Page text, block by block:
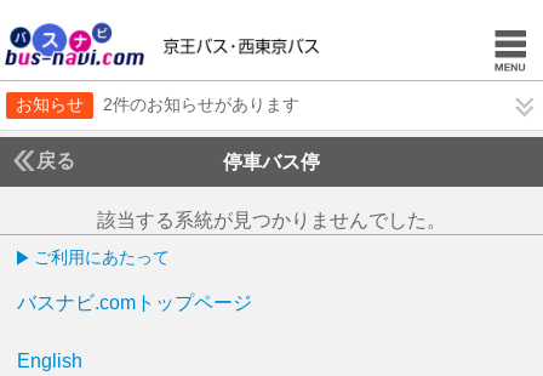
お知らせ 2件のお知らせがあります
戻る 停車バス停
該当する系統が見つかりませんでした。
ご利用にあたって
バスナビ.comトップページ
English